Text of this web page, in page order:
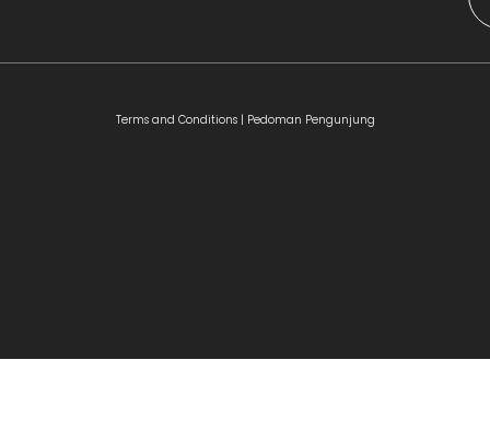
Terms and Conditions | Pedoman Pengunjung